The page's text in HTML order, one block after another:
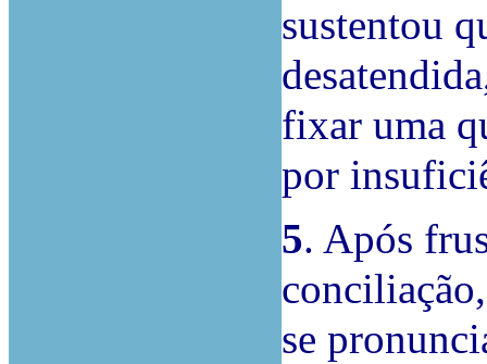
sustentou
fixar uma
por
5. Após
se